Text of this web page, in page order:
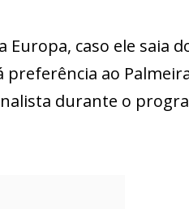
caso ele saia
preferência ao
durante o